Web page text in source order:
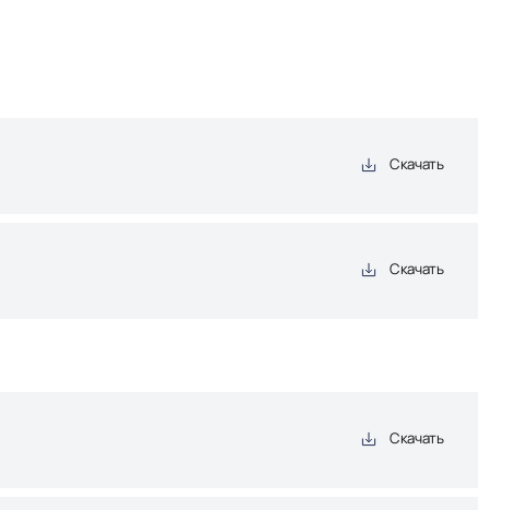
Скачать
Скачать
Скачать